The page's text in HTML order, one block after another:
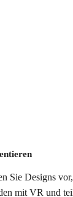
Sie Designs
mit VR und